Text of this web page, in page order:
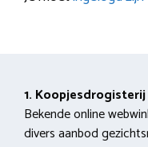
1. Koopjesdrogisterij
Bekende online
divers aanbod